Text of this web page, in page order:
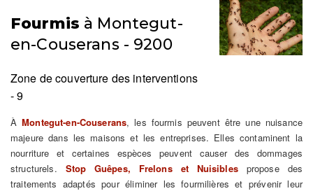
Fourmis à Montegut-
en-Couserans - 9200
Zone de couverture des interventions
- 9
ÀMontegut-en-Couserans, les fourmis peuvent être une nuisance
majeure dans les maisons et les entreprises. Elles contaminent la
nourriture et certaines espèces peuvent causer des dommages
structurels. Stop Guêpes, Frelons et Nuisiblespropose des
traitements adaptés pour éliminer les fourmilières et prévenir leur